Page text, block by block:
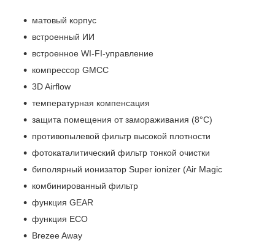
матовый корпус
встроенный ИИ
встроенное WI-FI-управление
компрессор GMCC
3D Airflow
температурная компенсация
защита помещения от замораживания (8°С)
противопылевой фильтр высокой плотности
фотокаталитический фильтр тонкой очистки
биполярный ионизатор Super ionizer (Air Magic
комбинированный фильтр
функция GEAR
функция ECO
Brezee Away